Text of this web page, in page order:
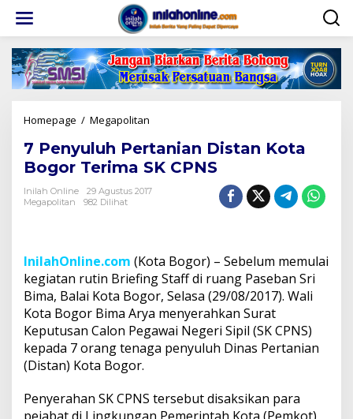
konten
Homepage / Megapolitan
Pertanian
Distan
Kota
Bogor
7 Penyuluh Pertanian Distan Kota
Bogor Terima SK CPNS
Inilah Online
29 Agustus 2017
Megapolitan
982 Dilihat
InilahOnline.com (Kota Bogor) – Sebelum memulai
kegiatan rutin Briefing Staff di ruang Paseban Sri
Bima, Balai Kota Bogor, Selasa (29/08/2017). Wali
Kota Bogor Bima Arya menyerahkan Surat
Keputusan Calon Pegawai Negeri Sipil (SK CPNS)
kepada 7 orang tenaga penyuluh Dinas Pertanian
(Distan) Kota Bogor.
Penyerahan SK CPNS tersebut disaksikan para